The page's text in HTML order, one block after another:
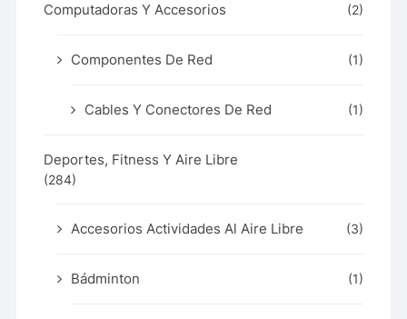
Computadoras Y Accesorios (2)
Componentes De Red (1)
Cables Y Conectores De Red (1)
Deportes, Fitness Y Aire Libre
(284)
Accesorios Actividades Al Aire Libre (3)
Bádminton (1)